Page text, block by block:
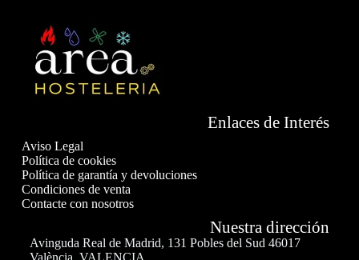
Enlaces de Interés
Aviso Legal
Política de cookies
Política de garantía y devoluciones
Condiciones de venta
Contacte con nosotros
Nuestra dirección
Avinguda Real de Madrid, 131 Pobles del Sud 46017